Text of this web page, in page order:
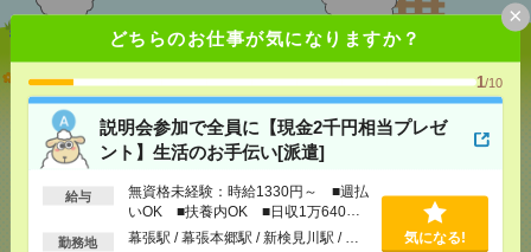
どちらのお仕事が気になりますか？
1/10
説明会参加で全員に【現金2千円相当プレゼ
ント】生活のお手伝い[派遣]
給与
無資格未経験：時給1330円～ ■週払
いOK ■扶養内OK ■日収1万640円
以上
勤務地 幕張駅 / 幕張本郷駅 / 新検見川駅 / … 気になる!
×
活のお手伝い[派遣]
[給 与]
無資格未経験：時給1330円～ ■週払い
OK ■扶養内OK ■日収1万640円以上
交通費全額支給
幕張駅 /幕張本郷駅/新検見川駅 /…